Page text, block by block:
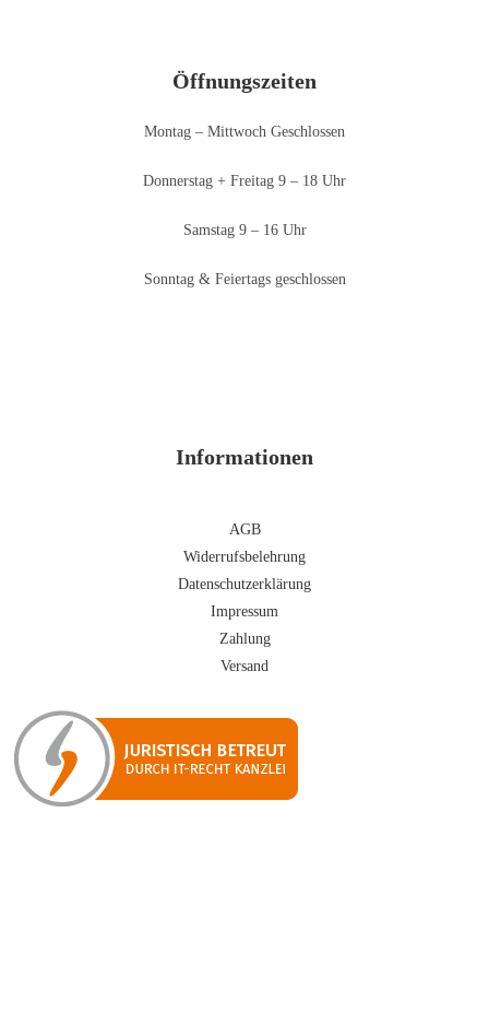
Öffnungszeiten
Montag – Mittwoch Geschlossen
Donnerstag + Freitag 9 – 18 Uhr
Samstag 9 – 16 Uhr
Sonntag & Feiertags geschlossen
Informationen
AGB
Widerrufsbelehrung
Datenschutzerklärung
Impressum
Zahlung
Versand